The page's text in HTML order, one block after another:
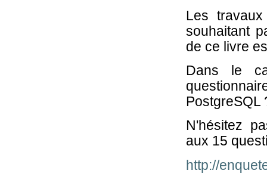
Les
souhaitant
de ce livre
Dans le
PostgreSQL
N'hésitez
aux 15
http://